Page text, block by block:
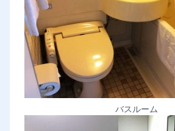
バスルーム